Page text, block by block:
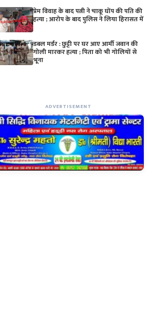
प्रेम विवाह के बाद पत्नी ने चाकू घोंप की पति की
हत्या ; आरोप के बाद पुलिस ने लिया हिरासत में
डबल मर्डर : छुट्टी पर घर आए आर्मी जवान की
गोली मारकर हत्या ; पिता को भी गोलियों से
भूना
ADVERTISEMENT